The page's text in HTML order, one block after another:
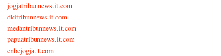
jogjatribunnews.it.com
dkitribunnews.it.com
medantribunnews.it.com
papuatribunnews.it.com
cnbcjogja.it.com